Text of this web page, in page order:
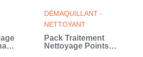
DÉMAQUILLANT -
NETTOYANT
Pack Traitement
Nettoyage Points